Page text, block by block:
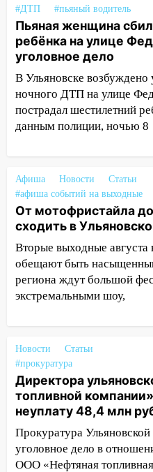
13:15
Трижды «брал
житель
знакомого 191
13:14 Ураган
проспекте
13:12 Дерево
Новгородской в
упало во дворе
13:08 Ураган
сорванные крыши,
затопленные
трамваи
12:17 Ульяновск
после ливня город
воду
ДТП с шестилетним
Федерации
12:01 Пьяная
шестилетнего
Федерации:
11:16 В
мужчину,
#ДТП
#пьяный водитель
Пьяная женщина
ребёнка на улице
уголовное дело
В Ульяновске возбуждено
ночного ДТП на улице
пострадал шестилетний
данным полиции, ночью 8
Афиша Новости
Статьи
#афиша событий на выходные
От мотофристайла до
сходить в
Вторые выходные августа
обещают быть
региона ждут большой
экстремальными шоу,
Новости
Статьи
#прокуратура
Директора
топливной
неуплату 48,4 млн
Прокуратура
уголовное дело в
ООО «Нефтяная